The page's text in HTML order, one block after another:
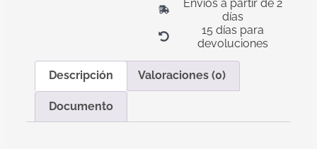
Envíos a partir de 2
días
15 días para
devoluciones
Descripción Valoraciones (0)
Documento